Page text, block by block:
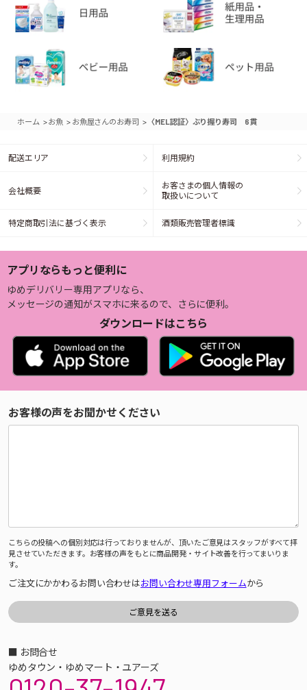
ホーム >お魚 > お魚屋さんのお寿司 > 〈MEL認証〉ぶり握り寿司 6貫
配送エリア 利用規約
会社概要
お客さまの個人情報の
取扱いについて
特定商取引法に基づく表示 酒類販売管理者標識
アプリならもっと便利に
ゆめデリバリー専用アプリなら、
メッセージの通知がスマホに来るので、さらに便利。
ダウンロードはこちら
お客様の声をお聞かせください
こちらの投稿への個別対応は行っておりませんが、頂いたご意見はスタッフがすべて拝
見させていただきます。お客様の声をもとに商品開発・サイト改善を行ってまいりま
す。
ご注文にかかわるお問い合わせはお問い合わせ専用フォームから
■ お問合せ
ゆめタウン・ゆめマート・ユアーズ